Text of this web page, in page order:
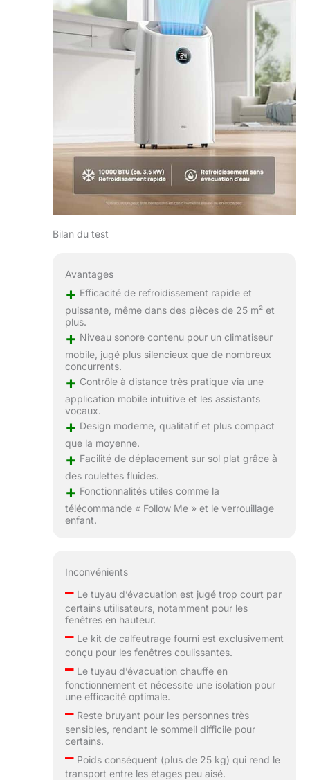
Bilan du test
Avantages
+ Efficacité de refroidissement rapide et
puissante, même dans des pièces de 25 m² et
plus.
+ Niveau sonore contenu pour un climatiseur
mobile, jugé plus silencieux que de nombreux
concurrents.
+ Contrôle à distance très pratique via une
application mobile intuitive et les assistants
vocaux.
+ Design moderne, qualitatif et plus compact
que la moyenne.
+ Facilité de déplacement sur sol plat grâce à
des roulettes fluides.
+ Fonctionnalités utiles comme la
télécommande « Follow Me » et le verrouillage
enfant.
Inconvénients
–Le tuyau d’évacuation est jugé trop court par
certains utilisateurs, notamment pour les
fenêtres en hauteur.
–Le kit de calfeutrage fourni est exclusivement
conçu pour les fenêtres coulissantes.
–Le tuyau d’évacuation chauffe en
fonctionnement et nécessite une isolation pour
une efficacité optimale.
–Reste bruyant pour les personnes très
sensibles, rendant le sommeil difficile pour
certains.
–Poids conséquent (plus de 25 kg) qui rend le
transport entre les étages peu aisé.